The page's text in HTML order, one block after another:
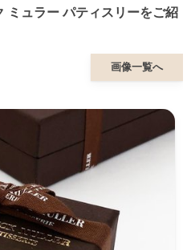
ミュラー パティスリーをご紹
画像一覧へ